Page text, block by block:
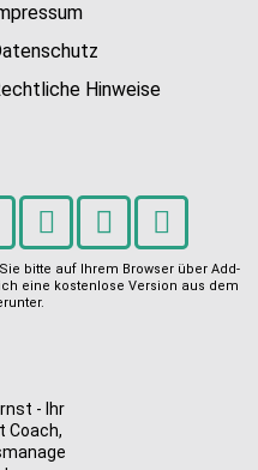
Hinweise
bitte auf Ihrem Browser über Add-
eine kostenlose Version aus dem